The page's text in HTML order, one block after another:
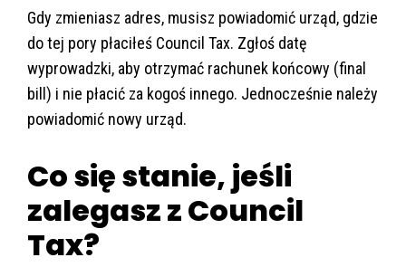
Gdy zmieniasz adres, musisz powiadomić urząd, gdzie
do tej pory płaciłeś Council Tax. Zgłoś datę
wyprowadzki, aby otrzymać rachunek końcowy (final
bill) i nie płacić za kogoś innego. Jednocześnie należy
powiadomić nowy urząd.
Co się stanie, jeśli
zalegasz z Council
Tax?